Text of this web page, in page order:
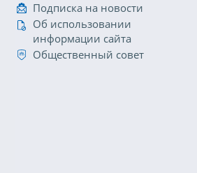
Подписка на новости
Об использовании
информации сайта
Общественный совет